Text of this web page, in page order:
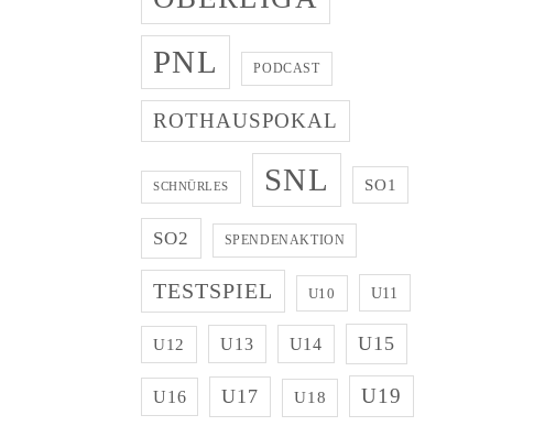
PNL PODCAST
ROTHAUSPOKAL
SCHNÜRLES SNL SO1
SO2 SPENDENAKTION
TESTSPIEL U10 U11
U12 U13 U14 U15
U16 U17 U18 U19